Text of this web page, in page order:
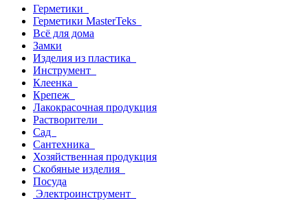
Герметики
Герметики MasterTeks
Всё для дома
Замки
Изделия из пластика
Инструмент
Клеенка
Крепеж
Лакокрасочная продукция
Растворители
Сад
Сантехника
Хозяйственная продукция
Скобяные изделия
Посуда
Электроинструмент